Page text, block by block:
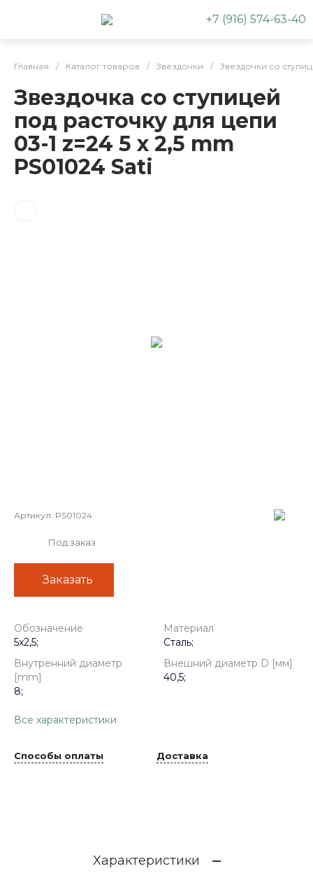
+7 (916) 574-63-40
Главная / Каталог товаров / Звёздочки / Звездочки со
Звездочка со ступицей
под расточку для цепи
03-1 z=24 5 x 2,5 mm
PS01024 Sati
Артикул: PS01024
Под заказ
Заказать
Обозначение
5x2,5;
Материал
Сталь;
Внутренний диаметр
[mm]
8;
Внешний диаметр D [мм]
40,5;
Все характеристики
Способы оплаты Доставка
Характеристики